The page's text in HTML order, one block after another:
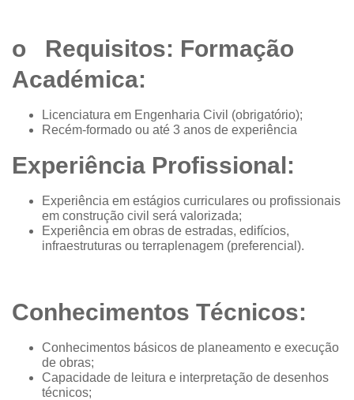
o Requisitos: Formação
Académica:
Licenciatura em Engenharia Civil (obrigatório);
Recém-formado ou até 3 anos de experiência
Experiência Profissional:
Experiência em estágios curriculares ou profissionais
em construção civil será valorizada;
Experiência em obras de estradas, edifícios,
infraestruturas ou terraplenagem (preferencial).
Conhecimentos Técnicos:
Conhecimentos básicos de planeamento e execução
de obras;
Capacidade de leitura e interpretação de desenhos
técnicos;